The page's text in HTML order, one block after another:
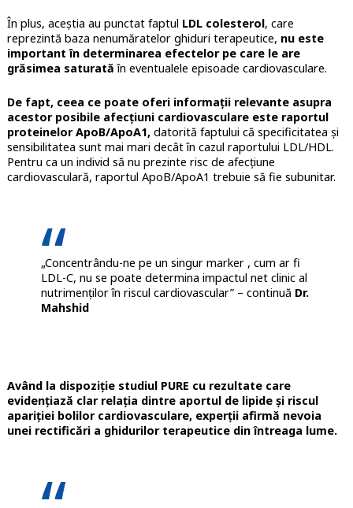
În plus, aceștia au punctat faptul LDL colesterol, care
reprezintă baza nenumăratelor ghiduri terapeutice, nu este
important în determinarea efectelor pe care le are
grăsimea saturată în eventualele episoade cardiovasculare.
De fapt, ceea ce poate oferi informații relevante asupra
acestor posibile afecțiuni cardiovasculare este raportul
proteinelor ApoB/ApoA1, datorită faptului că specificitatea și
sensibilitatea sunt mai mari decât în cazul raportului LDL/HDL.
Pentru ca un individ să nu prezinte risc de afecțiune
cardiovasculară, raportul ApoB/ApoA1 trebuie să fie subunitar.
„Concentrându-ne pe un singur marker , cum ar fi
LDL-C, nu se poate determina impactul net clinic al
nutrimenților în riscul cardiovascular” – continuă Dr.
Mahshid
Având la dispoziție studiul PURE cu rezultate care
evidențiază clar relația dintre aportul de lipide și riscul
apariției bolilor cardiovasculare, experții afirmă nevoia
unei rectificări a ghidurilor terapeutice din întreaga lume.